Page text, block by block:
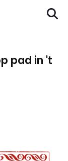
pad in 't